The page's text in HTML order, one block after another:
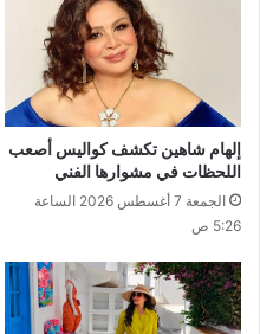
إلهام شاهين تكشف كواليس أصعب
اللحظات في مشوارها الفني
الجمعة 7 أغسطس 2026 الساعة
5:26 ص